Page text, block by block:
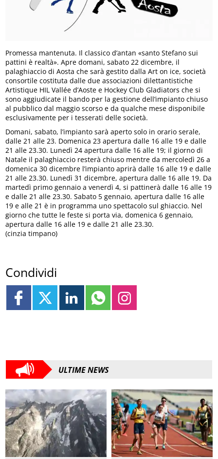
Promessa mantenuta. Il classico d’antan «santo Stefano sui
pattini è realtà». Apre domani, sabato 22 dicembre, il
palaghiaccio di Aosta che sarà gestito dalla Art on ice, società
consortile costituta dalle due associazioni dilettantistiche
Artistique HIL Vallée d’Aoste e Hockey Club Gladiators che si
sono aggiudicate il bando per la gestione dell’impianto chiuso
al pubblico dal maggio scorso e da qualche mese disponibile
esclusivamente per i tesserati delle società.
Domani, sabato, l’impianto sarà aperto solo in orario serale,
dalle 21 alle 23. Domenica 23 apertura dalle 16 alle 19 e dalle
21 alle 23.30. Lunedì 24 apertura dalle 16 alle 19; il giorno di
Natale il palaghiaccio resterà chiuso mentre da mercoledì 26 a
domenica 30 dicembre l’impianto aprirà dalle 16 alle 19 e dalle
21 alle 23.30. Lunedì 31 dicembre, apertura dalle 16 alle 19. Da
martedì primo gennaio a venerdì 4, si pattinerà dalle 16 alle 19
e dalle 21 alle 23.30. Sabato 5 gennaio, apertura dalle 16 alle
19 e alle 21 è in programma uno spettacolo sul ghiaccio. Nel
giorno che tutte le feste si porta via, domenica 6 gennaio,
apertura dalle 16 alle 19 e dalle 21 alle 23.30.
(cinzia timpano)
Condividi
ULTIME NEWS